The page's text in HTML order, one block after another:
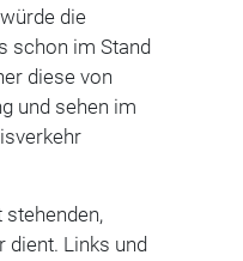
die
schon im Stand
diese von
und sehen im
dient. Links und